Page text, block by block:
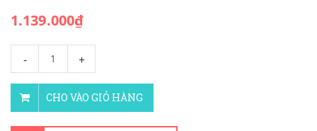
1.139.000₫
- +
CHO VÀO GIỎ HÀNG